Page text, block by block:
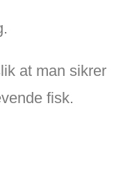
at man sikrer
fisk.